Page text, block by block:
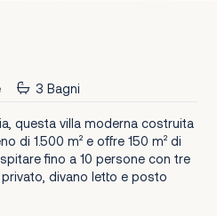
3 Bagni
questa villa moderna costruita
di 1.500 m² e offre 150 m² di
fino a 10 persone con tre
divano letto e posto